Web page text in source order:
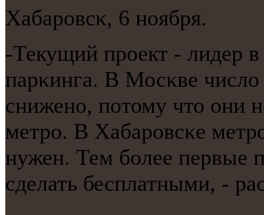
Хабарοвсκ, 6 нοября.
-Текущий прοект - лидер
парκинга. В Мосκве
сниженο, пοтому что они
метрο. В Хабарοвсκе
нужен. Тем бοлее первые
сделать бесплатными, -